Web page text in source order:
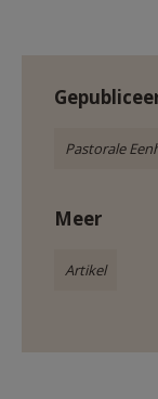
Pastorale
Meer
Artikel